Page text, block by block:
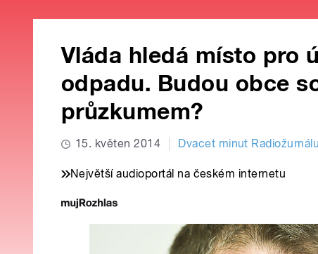
Vláda hledá místo pro
odpadu. Budou obce
průzkumem?
15. květen 2014 Dvacet minut Radiožurnálu
Největší audioportál na českém internetu